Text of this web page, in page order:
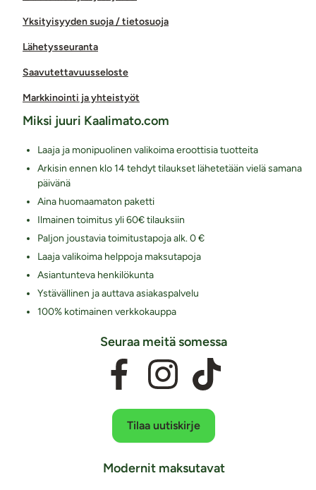
Yksityisyyden suoja / tietosuoja
Lähetysseuranta
Saavutettavuusseloste
Markkinointi ja yhteistyöt
Miksi juuri Kaalimato.com
Laaja ja monipuolinen valikoima eroottisia tuotteita
Arkisin ennen klo 14 tehdyt tilaukset lähetetään vielä samana
päivänä
Aina huomaamaton paketti
Ilmainen toimitus yli 60€ tilauksiin
Paljon joustavia toimitustapoja alk. 0 €
Laaja valikoima helppoja maksutapoja
Asiantunteva henkilökunta
Ystävällinen ja auttava asiakaspalvelu
100% kotimainen verkkokauppa
Seuraa meitä somessa
Tilaa uutiskirje
Modernit maksutavat